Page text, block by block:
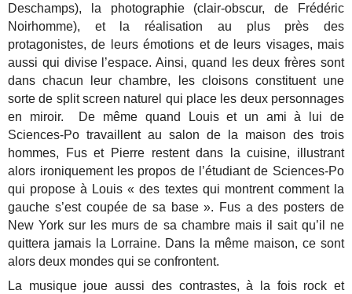
Deschamps), la photographie (clair-obscur, de Frédéric
Noirhomme), et la réalisation au plus près des
protagonistes, de leurs émotions et de leurs visages, mais
aussi qui divise l’espace. Ainsi, quand les deux frères sont
dans chacun leur chambre, les cloisons constituent une
sorte de split screen naturel qui place les deux personnages
en miroir. De même quand Louis et un ami à lui de
Sciences-Po travaillent au salon de la maison des trois
hommes, Fus et Pierre restent dans la cuisine, illustrant
alors ironiquement les propos de l’étudiant de Sciences-Po
qui propose à Louis « des textes qui montrent comment la
gauche s’est coupée de sa base ». Fus a des posters de
New York sur les murs de sa chambre mais il sait qu’il ne
quittera jamais la Lorraine. Dans la même maison, ce sont
alors deux mondes qui se confrontent.
La musique joue aussi des contrastes, à la fois rock et